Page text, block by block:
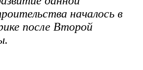
началось в
после Второй